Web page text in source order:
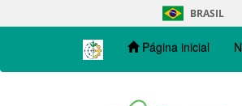
navigation
BRASIL
Página inicial